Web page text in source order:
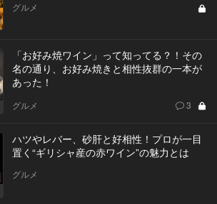
グルメ
「お好み焼ワイン」って知ってる？！その
名の通り、お好み焼きと相性抜群の一本が
あった！
グルメ 3
ハツやレバー、砂肝と好相性！プロが一目
置く“ギリシャ産の赤ワイン”の魅力とは
グルメ